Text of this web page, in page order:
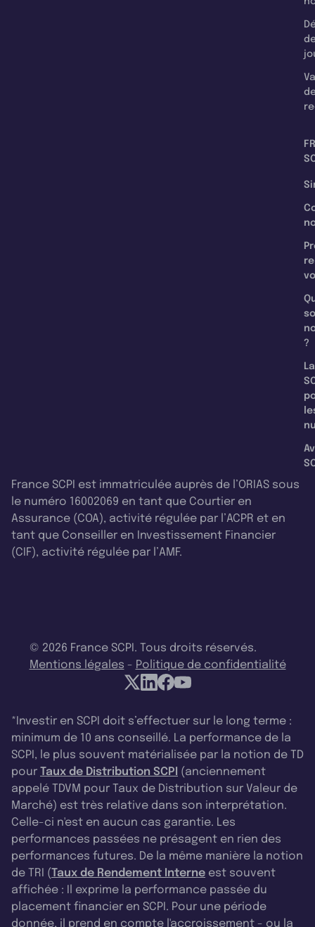
?
La
France SCPI est immatriculée auprès de l’ORIAS sous
le numéro 16002069 en tant que Courtier en
Assurance (COA), activité régulée par l’ACPR et en
tant que Conseiller en Investissement Financier
(CIF), activité régulée par l’AMF.
© 2026 France SCPI. Tous droits réservés.
Mentions légales - Politique de confidentialité
*Investir en SCPI doit s’effectuer sur le long terme :
minimum de 10 ans conseillé. La performance de la
SCPI, le plus souvent matérialisée par la notion de TD
pour Taux de Distribution SCPI (anciennement
appelé TDVM pour Taux de Distribution sur Valeur de
Marché) est très relative dans son interprétation.
Celle-ci n'est en aucun cas garantie. Les
performances passées ne présagent en rien des
performances futures. De la même manière la notion
de TRI (Taux de Rendement Interne est souvent
affichée : Il exprime la performance passée du
placement financier en SCPI. Pour une période
donnée, il prend en compte l'accroissement - ou la